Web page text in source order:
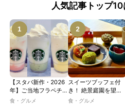
人気記事トップ10
【スタバ新作・2026
年】ご当地フラペチー
ノが新登場！ 地域と
食・グルメ
スイーツブッフェ付
き！ 絶景庭園を望む
ホテルレストランで味
食・グルメ